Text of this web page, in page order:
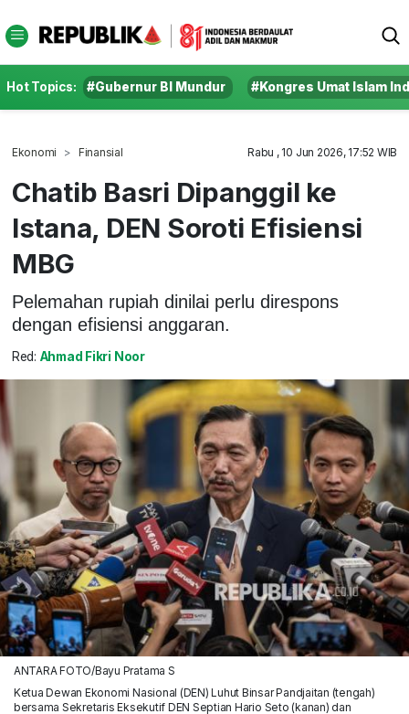
Hot Topics: #Gubernur BI Mundur #Kongres Umat Islam
Ekonomi Finansial Rabu , 10 Jun 2026, 17:52 WIB
Chatib Basri Dipanggil ke
Istana, DEN Soroti Efisiensi
MBG
Pelemahan rupiah dinilai perlu direspons
dengan efisiensi anggaran.
Red: Ahmad Fikri Noor
ANTARA FOTO/Bayu Pratama S
Ketua Dewan Ekonomi Nasional (DEN) Luhut Binsar Pandjaitan (tengah)
bersama Sekretaris Eksekutif DEN Septian Hario Seto (kanan) dan